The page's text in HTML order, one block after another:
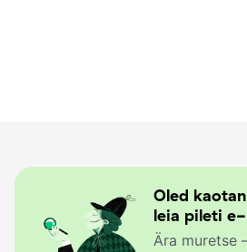
Oled
leia pileti
Ära muretse